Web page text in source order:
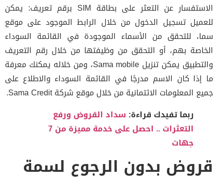
الاستفسار عن التعثر على بطاقة SIM برقم تعريف: يمكن
للعميل تسجيل الدخول من خلال الرابط الموجود على موقع
سما، للتحقق من الأسماء الموجودة في القائمة السوداء
الخاصة بهم، أو التحقق من وظيفتها من خلال رقم التعريف
والتطبيق يمكن تنزيل Sama mobile، ومن خلاله يمكنك معرفة
ما إذا كان الاسم مدرجًا في القائمة السوداء والاطلاع على
جميع المعلومات الائتمانية من خلال موقع شركة Sama Credit.
ربما تفيدك قراءة: سداد القروض ورفع
التعثرات .. احصل على خدمة مميزة من 7
جهات
قروض بدون الرجوع لسمة